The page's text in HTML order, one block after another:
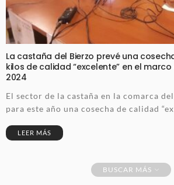
La castaña del Bierzo prevé una
kilos de calidad “excelente” en el
2024
El sector de la castaña en la comarca
para este año una cosecha de calidad
LEER MÁS
BUSCAR MÁS